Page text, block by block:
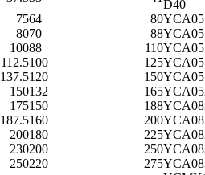
D40
7564 80
8070 88
10088 110
112.5100 125
137.5120 150
150132 165
175150 188
187.5160 200
200180 225
230200 250
250220 275